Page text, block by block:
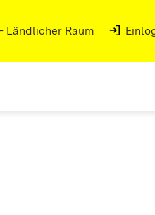
Ländlicher Raum